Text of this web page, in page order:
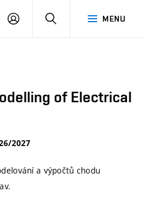
MENU
PŘIHLÁSIT
of Electrical
2027
a výpočtů chodu